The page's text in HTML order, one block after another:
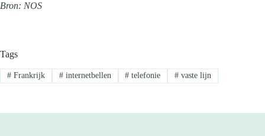
Bron: NOS
Tags
#Frankrijk #internetbellen # telefonie # vaste lijn